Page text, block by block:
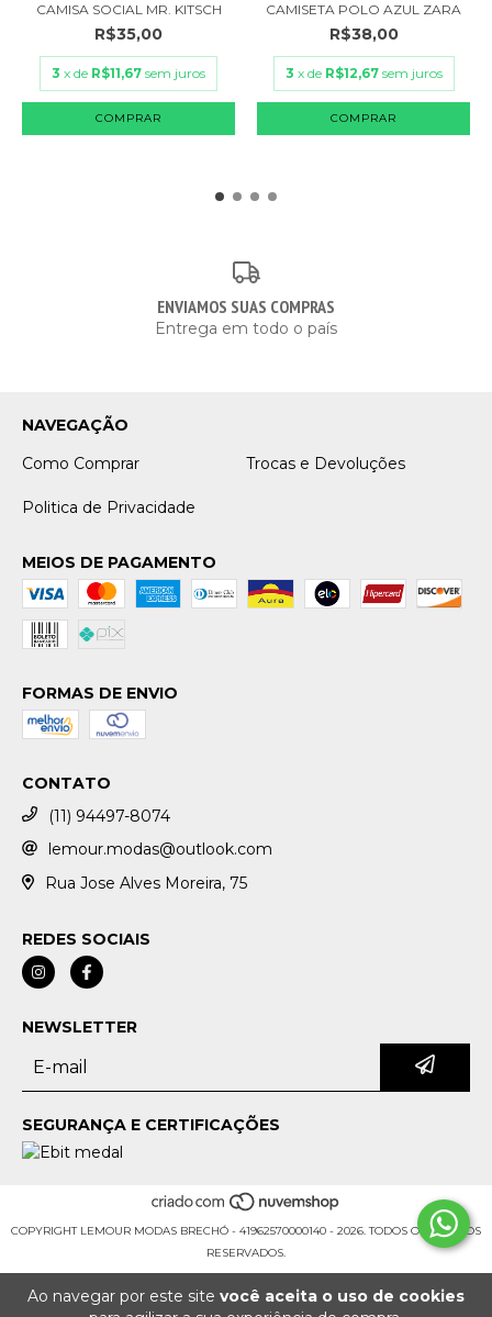
Ao navegar por este site você aceita o uso de cookies
CAMISA SOCIAL MR. KITSCH
R$35,00
3 x de R$11,67 sem juros
COMPRAR
CAMISETA POLO AZUL ZARA
R$38,00
3 x de R$12,67 sem juros
COMPRAR
ENVIAMOS SUAS COMPRAS
Entrega em todo o país
NAVEGAÇÃO
Como Comprar
Trocas e Devoluções
Politica de Privacidade
MEIOS DE PAGAMENTO
FORMAS DE ENVIO
CONTATO
(11) 94497-8074
lemour.modas@outlook.com
Rua Jose Alves Moreira, 75
REDES SOCIAIS
NEWSLETTER
SEGURANÇA E CERTIFICAÇÕES
COPYRIGHT LEMOUR MODAS BRECHÓ - 41962570000140 - 2026. TODOS OS DIREITOS
RESERVADOS.